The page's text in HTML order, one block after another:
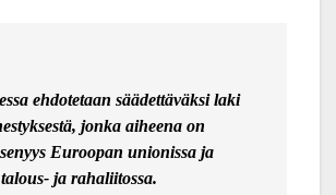
ehdotetaan säädettäväksi laki
jonka aiheena on
Euroopan unionissa ja
ja rahaliitossa.